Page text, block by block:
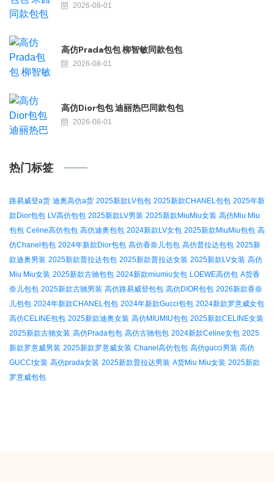
2026-08-01
高仿Prada包包 柳智敏同款包包
2026-08-01
高仿Dior包包 迪丽热巴同款包包
2026-08-01
热门标签
路易威登a货 迪奥高仿a货 2025新款LV包包 2025新款CHANEL包包 2025年新
款Dior包包 LV高仿包包 2025新款LV男装 2025新款MiuMiu女装 高仿Miu Miu
包包 Celine高仿包包 高仿迪奥包包 2024新款LV女包 2025新款MiuMiu包包 高
仿Chanel包包 2024年新款Dior包包 高仿香奈儿包包 高仿普拉达包包 2025新
款迪奥男装 2025新款普拉达包包 2025新款普拉达女装 2025新款LV女装 高仿
Miu Miu女装 2025新款古驰包包 2024新款miumiu女包 LOEWE高仿包 A货香
奈儿包包 2025新款古驰男装 高仿路易威登包包 高仿DIOR包包 2026新款香奈
儿包包 2024年新款CHANEL包包 2024年新款Gucci包包 2024新款罗意威女包
高仿CELINE包包 2025新款迪奥女装 高仿MIUMIU包包 2025新款CELINE女装
2025新款古驰女装 高仿Prada包包 高仿古驰包包 2024新款Celine女包 2025
新款罗意威男装 2025新款罗意威女装 Chanel高仿包包 高仿gucci男装 高仿
GUCCI女装 高仿prada女装 2025新款普拉达男装 A货Miu Miu女装 2025新款
罗意威包包